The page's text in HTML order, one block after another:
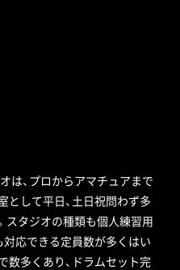
は、プロからアマチュアまで
として平日、土日祝問わず多
スタジオの種類も個人練習用
対応できる定員数が多くはい
数多くあり、ドラムセット完